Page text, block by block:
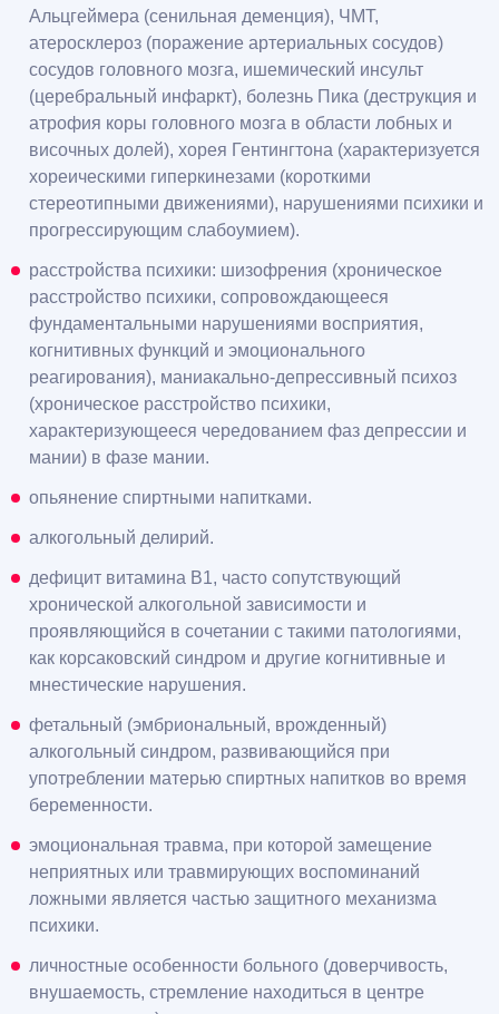
Альцгеймера (сенильная деменция), ЧМТ,
атеросклероз (поражение артериальных сосудов)
сосудов головного мозга, ишемический инсульт
(церебральный инфаркт), болезнь Пика (деструкция и
атрофия коры головного мозга в области лобных и
височных долей), хорея Гентингтона (характеризуется
хореическими гиперкинезами (короткими
стереотипными движениями), нарушениями психики и
прогрессирующим слабоумием).
расстройства психики: шизофрения (хроническое
расстройство психики, сопровождающееся
фундаментальными нарушениями восприятия,
когнитивных функций и эмоционального
реагирования), маниакально-депрессивный психоз
(хроническое расстройство психики,
характеризующееся чередованием фаз депрессии и
мании) в фазе мании.
опьянение спиртными напитками.
алкогольный делирий.
дефицит витамина B1, часто сопутствующий
хронической алкогольной зависимости и
проявляющийся в сочетании с такими патологиями,
как корсаковский синдром и другие когнитивные и
мнестические нарушения.
фетальный (эмбриональный, врожденный)
алкогольный синдром, развивающийся при
употреблении матерью спиртных напитков во время
беременности.
эмоциональная травма, при которой замещение
неприятных или травмирующих воспоминаний
ложными является частью защитного механизма
психики.
личностные особенности больного (доверчивость,
внушаемость, стремление находиться в центре